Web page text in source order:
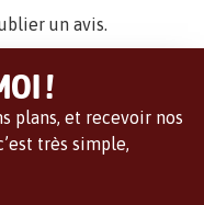
un avis.
!
plans, et recevoir nos
très simple,